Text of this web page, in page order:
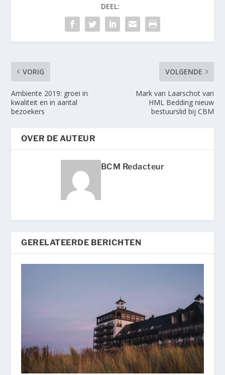
DEEL:
VORIG
Ambiente 2019: groei in
kwaliteit en in aantal
bezoekers
VOLGENDE
Mark van Laarschot van
HML Bedding nieuw
bestuurslid bij CBM
OVER DE AUTEUR
BCM Redacteur
GERELATEERDE BERICHTEN